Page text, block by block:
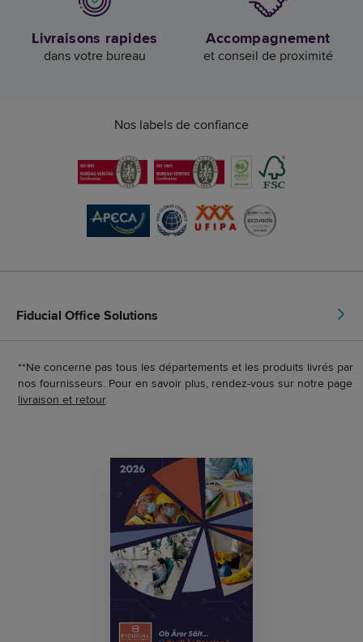
Livraisons rapides
dans votre bureau
Accompagnement
et conseil de proximité
Nos labels de confiance
Fiducial Office Solutions
**Ne concerne pas tous les départements et les produits livrés par
nos fournisseurs. Pour en savoir plus, rendez-vous sur notre page
livraison et retour.